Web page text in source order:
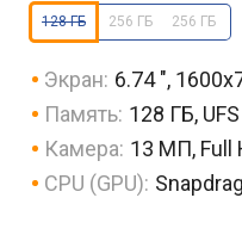
128 ГБ 256 ГБ 256 ГБ
Экран: 6.74 ",
Память: 128 ГБ,
Камера: 13 МП, Full
CPU (GPU):